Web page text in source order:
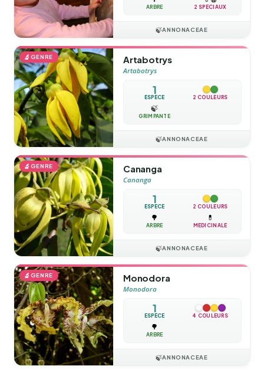
ARBRE 2 SPÉCIAUX
🍃ANNONACEAE
🔬 GENRE Artabotrys
Artabotrys
1
ESPÈCE 2 COULEURS
🍃
GRIMPANTE
🍃ANNONACEAE
🔬 GENRE Cananga
Cananga
1
ESPÈCE 2 COULEURS
🌳
ARBRE
💊
MÉDICINALE
🍃ANNONACEAE
🔬 GENRE Monodora
Monodora
1
ESPÈCE 4 COULEURS
🌳
ARBRE
🍃ANNONACEAE